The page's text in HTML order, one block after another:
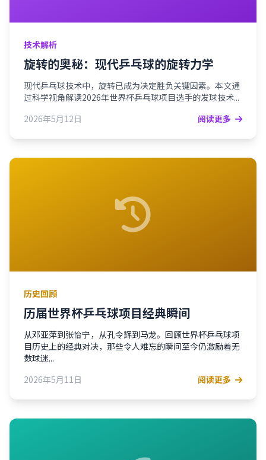
技术解析
旋转的奥秘：现代乒乓球的旋转力学
现代乒乓球技术中，旋转已成为决定胜负关键因素。本文通
过科学视角解读2026年世界杯乒乓球项目选手的发球技术...
2026年5月12日
阅读更多
历史回顾
历届世界杯乒乓球项目经典瞬间
从邓亚萍到张怡宁，从孔令辉到马龙。回顾世界杯乒乓球项
目历史上的经典对决，那些令人难忘的瞬间至今仍激励着无
数球迷...
2026年5月11日
阅读更多